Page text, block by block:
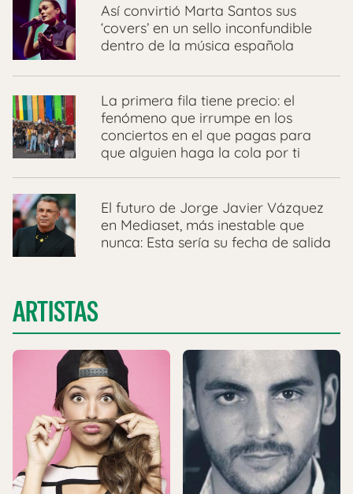
Así convirtió Marta Santos sus
‘covers’ en un sello inconfundible
dentro de la música española
La primera fila tiene precio: el
fenómeno que irrumpe en los
conciertos en el que pagas para
que alguien haga la cola por ti
El futuro de Jorge Javier Vázquez
en Mediaset, más inestable que
nunca: Esta sería su fecha de salida
ARTISTAS